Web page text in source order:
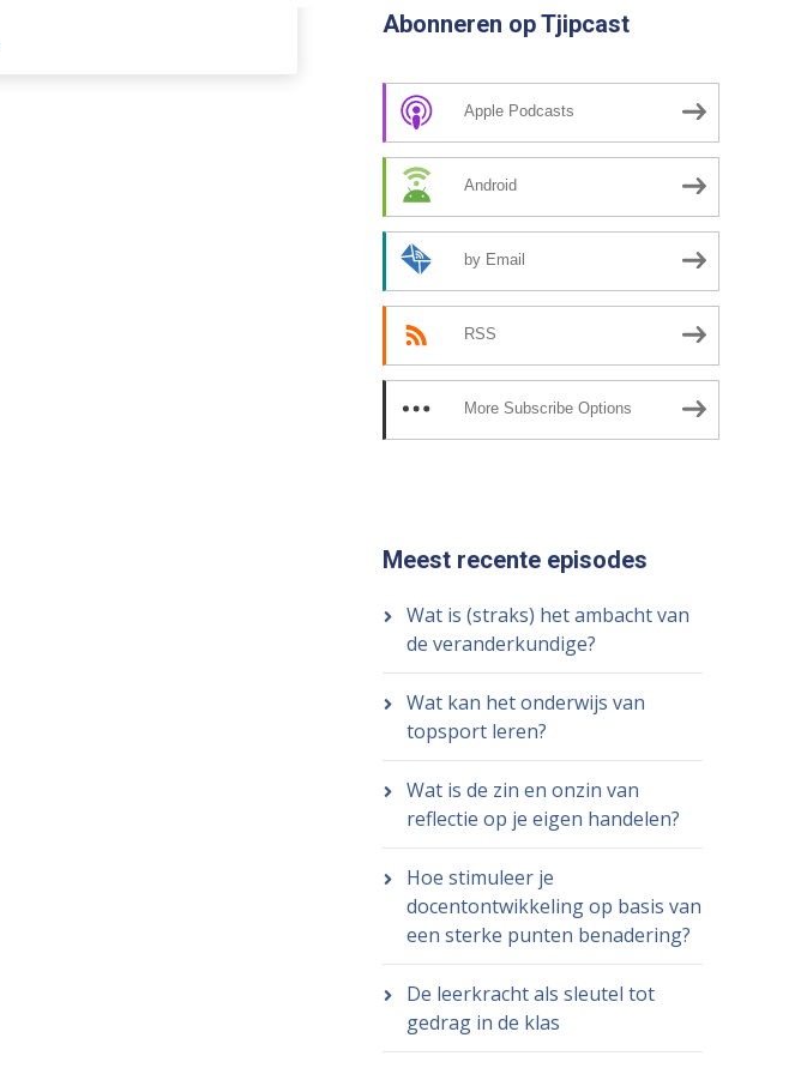
Abonneren op Tjipcast
Apple Podcasts
Android
by Email
RSS
More Subscribe Options
Meest recente episodes
Wat is (straks) het ambacht van
de veranderkundige?
Wat kan het onderwijs van
topsport leren?
Wat is de zin en onzin van
reflectie op je eigen handelen?
Hoe stimuleer je
docentontwikkeling op basis van
een sterke punten benadering?
De leerkracht als sleutel tot
gedrag in de klas